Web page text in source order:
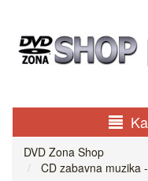
DVD Zona Shop
CD zabavna muzika